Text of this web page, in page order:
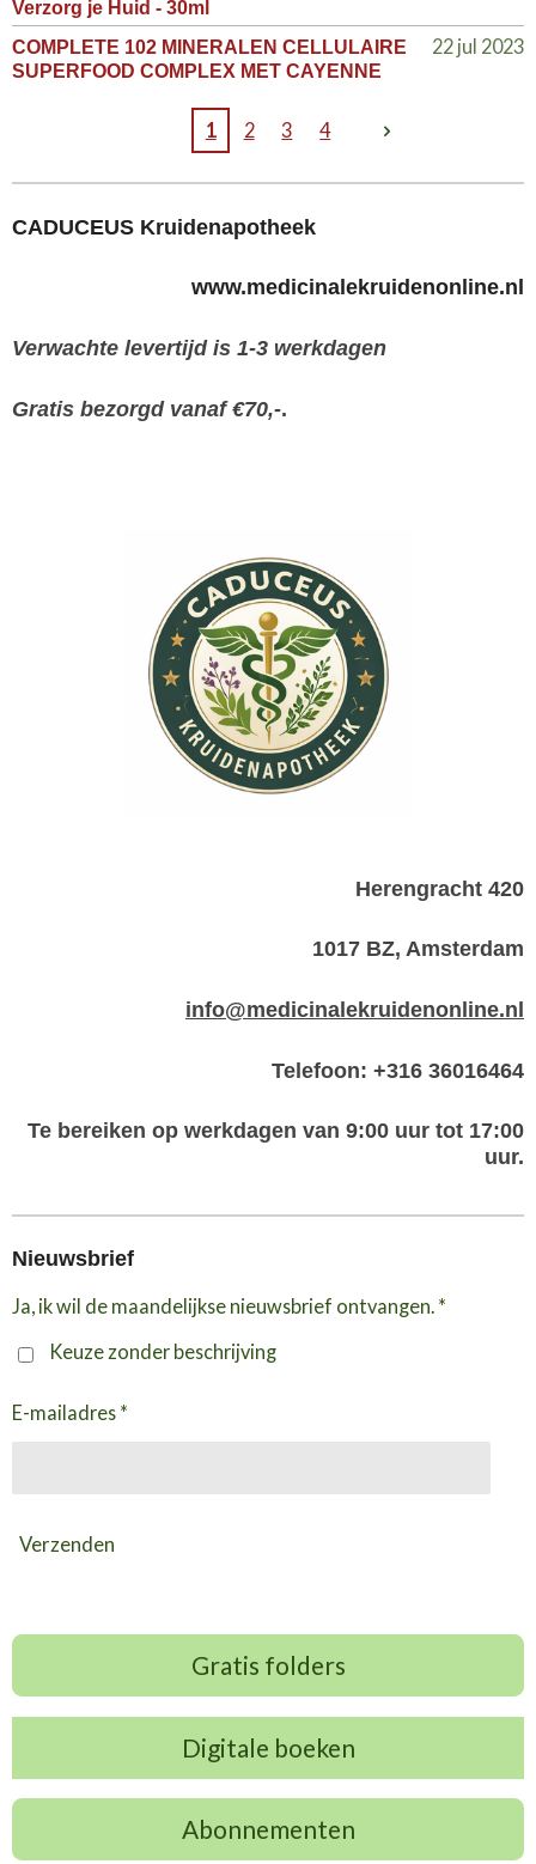
Verzorg je Huid - 30ml
COMPLETE 102 MINERALEN CELLULAIRE
SUPERFOOD COMPLEX MET CAYENNE
22 jul 2023
1 2 3 4
CADUCEUS Kruidenapotheek
www.medicinalekruidenonline.nl
Verwachte levertijd is 1-3 werkdagen
Gratis bezorgd vanaf €70,-.
Herengracht 420
1017 BZ, Amsterdam
info@medicinalekruidenonline.nl
Telefoon: +316 36016464
Te bereiken op werkdagen van 9:00 uur tot 17:00
uur.
Nieuwsbrief
Ja, ik wil de maandelijkse nieuwsbrief ontvangen. *
Keuze zonder beschrijving
E-mailadres *
Verzenden
Gratis folders
Digitale boeken
Abonnementen